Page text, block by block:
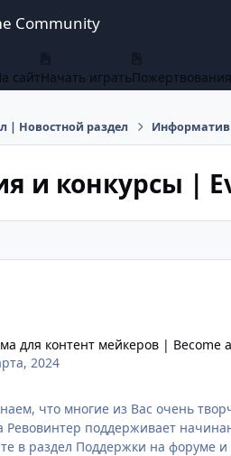
Community
сайтНачать игратьПожертвования
| Новостной раздел
и конкурсы |
для контент мейкеров | Become
2024
что многие из Вас очень